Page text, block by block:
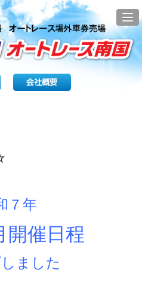
７年
開催日程
ました